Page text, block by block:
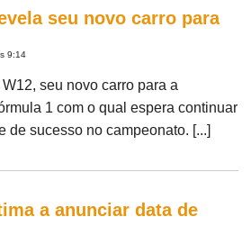
seu novo carro para
9:14
seu novo carro para a
1 com o qual espera continuar
de sucesso no campeonato. [...]
a anunciar data de